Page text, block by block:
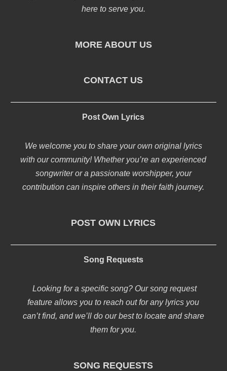
here to serve you.
MORE ABOUT US
CONTACT US
Post Own Lyrics
We welcome you to share your own original lyrics
with our community! Whether you’re an experienced
songwriter or a passionate worshipper, your
contribution can inspire others in their faith journey.
POST OWN LYRICS
Song Requests
Looking for a specific song? Our song request
feature allows you to reach out for any lyrics you
can’t find, and we’ll do our best to locate and share
them for you.
SONG REQUESTS